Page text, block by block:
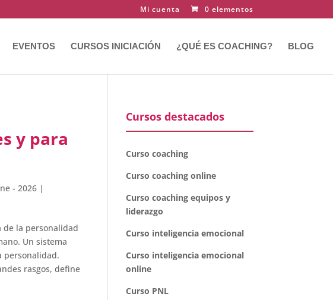
Mi cuenta 0 elementos
EVENTOS CURSOS INICIACIÓN ¿QUÉ ES COACHING? BLOG
y para
- 2026 |
de la personalidad
Un sistema
personalidad.
rasgos, define
Cursos destacados
Curso coaching
Curso coaching online
Curso coaching equipos y
liderazgo
Curso inteligencia emocional
Curso inteligencia emocional
online
Curso PNL